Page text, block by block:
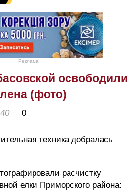
Реклама
освободили
(фото)
0
техника добралась
расчистку
елки Приморского района: